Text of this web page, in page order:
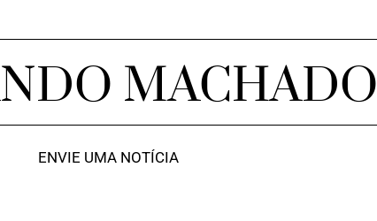
MACHADO
ENVIE UMA NOTÍCIA